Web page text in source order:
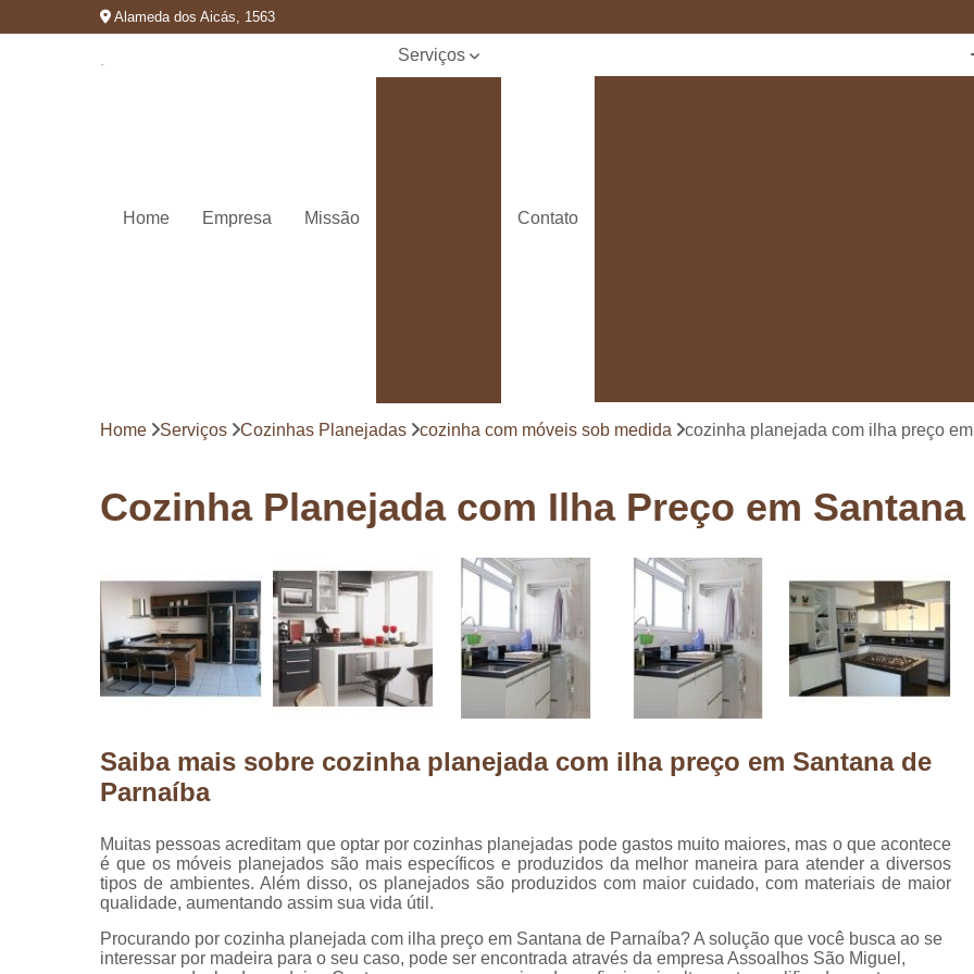
Alameda dos Aicás, 1563
Home Empresa Missão
Serviços
Pergolados
Pergolados
em madeira
Pisos de
madeira
Raspagem
de pisos de
madeira
Restauração
de pisos de
Contato
Deck de Madeira para Varanda
Deck de
Deck em Madeira Cumaru
Marcenaria com Móveis Planejados
Marcenaria de Personalização de
Marcenaria de Planejado para Residência
Marcenaria de Planejados em Sp
Marcenaria de Planejados para Quarto
Loja
Móveis Planejados em São
Móveis Planejados para Apartamento
Móveis Planejados para Sala de
Home Serviços Cozinhas Planejadas cozinha com móveis sob medida cozinha planejada com ilha preço
Cozinha Planejada com Ilha Preço em
Saiba mais sobre cozinha planejada com ilha preço em Santana de
Parnaíba
Muitas pessoas acreditam que optar por cozinhas planejadas pode gastos muito maiores, mas o que acontece
é que os móveis planejados são mais específicos e produzidos da melhor maneira para atender a diversos
tipos de ambientes. Além disso, os planejados são produzidos com maior cuidado, com materiais de maior
qualidade, aumentando assim sua vida útil.
Procurando por cozinha planejada com ilha preço em Santana de Parnaíba? A solução que você busca ao se
interessar por madeira para o seu caso, pode ser encontrada através da empresa Assoalhos São Miguel,